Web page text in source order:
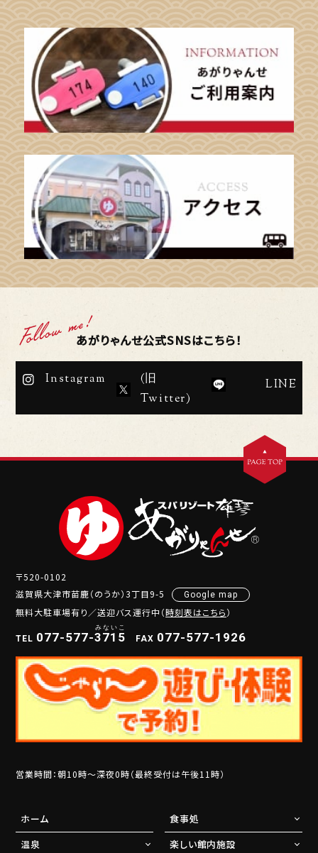
あがりゃんせ公式SNSはこちら！
Instagram
(旧
Twitter)
LINE
〒520-0102
滋賀県大津市苗鹿（のうか）3丁目9-5
Google map
無料大駐車場有り／送迎バス運行中（時刻表はこちら）
TEL 077-577-371 5 FAX 077-577-1926
営業時間：朝10時～深夜0時（最終受付は午後11時）
ホーム
温泉
食事処
楽しい館内施設